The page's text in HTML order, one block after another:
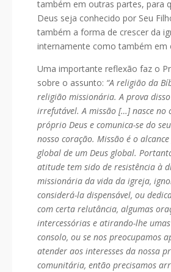
também em outras partes, para
Deus seja conhecido por Seu
também a forma de crescer da
internamente como também em
Uma importante reflexão faz o
sobre o assunto: “A religião da
religião missionária. A prova
irrefutável. A missão […] nasce no
próprio Deus e comunica-se do
nosso coração. Missão é o
global de um Deus global.
atitude tem sido de resistência à
missionária da vida da igreja,
considerá-la dispensável, ou
com certa relutância, algumas
intercessórias e atirando-lhe
consolo, ou se nos preocupamos
atender aos interesses da nossa
comunitária, então precisamos